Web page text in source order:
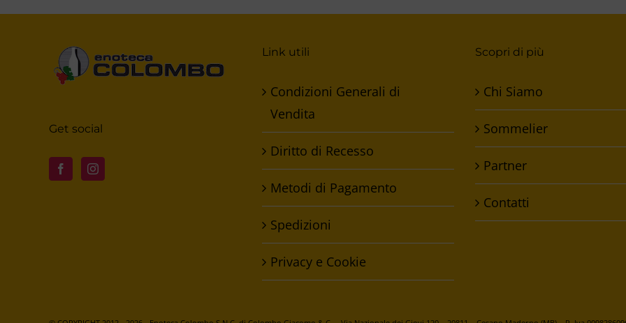
Get social
Link utili
Condizioni Generali di
Vendita
Diritto di Recesso
Metodi di Pagamento
Spedizioni
Privacy e Cookie
Scopri di più
Chi Siamo
Sommelier
Partner
Contatti